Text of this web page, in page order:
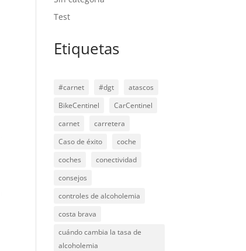
Test
Etiquetas
#carnet #dgt
atascos
BikeCentinel
CarCentinel
carnet
carretera
Caso de éxito
coche
coches
conectividad
consejos
controles de alcoholemia
costa brava
cuándo cambia la tasa de
alcoholemia